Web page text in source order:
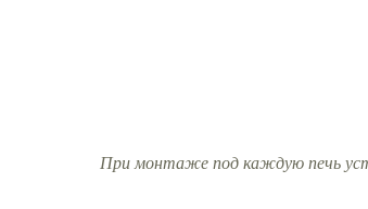
При монтаже под каждую печь